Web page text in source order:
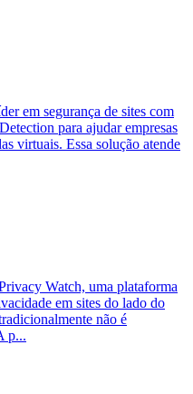
em segurança de sites com
para ajudar empresas
virtuais. Essa solução atende
Watch, uma plataforma
em sites do lado do
não é
p...